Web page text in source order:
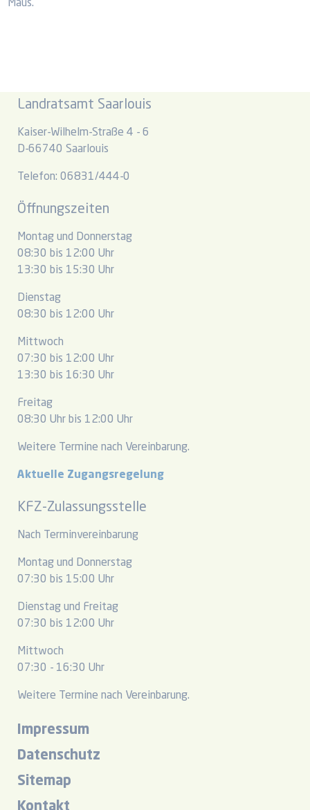
Maus.
Landratsamt Saarlouis
Kaiser-Wilhelm-Straße 4 - 6
D-66740 Saarlouis
Telefon: 06831/444-0
Öffnungszeiten
Montag und Donnerstag
08:30 bis 12:00 Uhr
13:30 bis 15:30 Uhr
Dienstag
08:30 bis 12:00 Uhr
Mittwoch
07:30 bis 12:00 Uhr
13:30 bis 16:30 Uhr
Freitag
08:30 Uhr bis 12:00 Uhr
Weitere Termine nach Vereinbarung.
Aktuelle Zugangsregelung
KFZ-Zulassungsstelle
Nach Terminvereinbarung
Montag und Donnerstag
07:30 bis 15:00 Uhr
Dienstag und Freitag
07:30 bis 12:00 Uhr
Mittwoch
07:30 - 16:30 Uhr
Weitere Termine nach Vereinbarung.
Impressum
Datenschutz
Sitemap
Kontakt